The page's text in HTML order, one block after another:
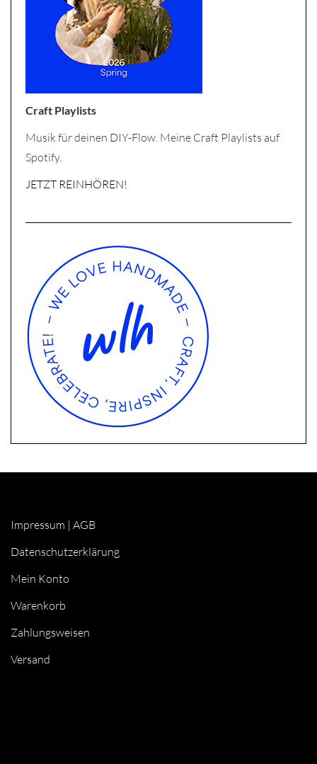
Craft Playlists
Musik für deinen DIY-Flow. Meine Craft Playlists auf
Spotify.
JETZT REINHÖREN!
Impressum | AGB
Datenschutzerklärung
Mein Konto
Warenkorb
Zahlungsweisen
Versand